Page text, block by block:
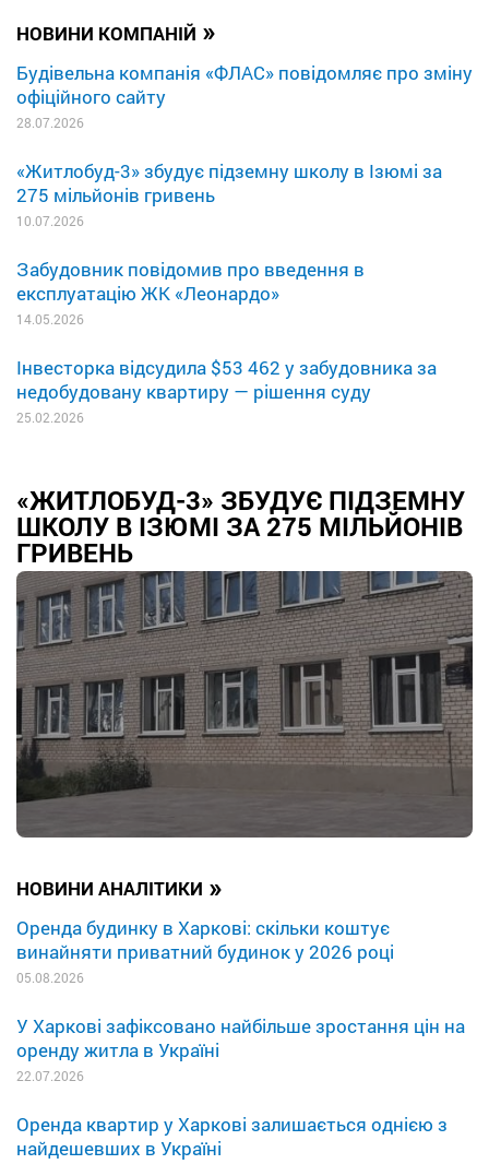
«ЖИТЛОБУД-3» ЗБУДУЄ ПІДЗЕМНУ
ШКОЛУ В ІЗЮМІ ЗА 275 МІЛЬЙОНІВ
ГРИВЕНЬ
НОВИНИ КОМПАНІЙ »
Будівельна компанія «ФЛАС» повідомляє про зміну
офіційного сайту
28.07.2026
«Житлобуд-3» збудує підземну школу в Ізюмі за
275 мільйонів гривень
10.07.2026
Забудовник повідомив про введення в
експлуатацію ЖК «Леонардо»
14.05.2026
Інвесторка відсудила $53 462 у забудовника за
недобудовану квартиру — рішення суду
25.02.2026
НОВИНИ АНАЛІТИКИ »
Оренда будинку в Харкові: скільки коштує
винайняти приватний будинок у 2026 році
05.08.2026
У Харкові зафіксовано найбільше зростання цін на
оренду житла в Україні
22.07.2026
Оренда квартир у Харкові залишається однією з
найдешевших в Україні